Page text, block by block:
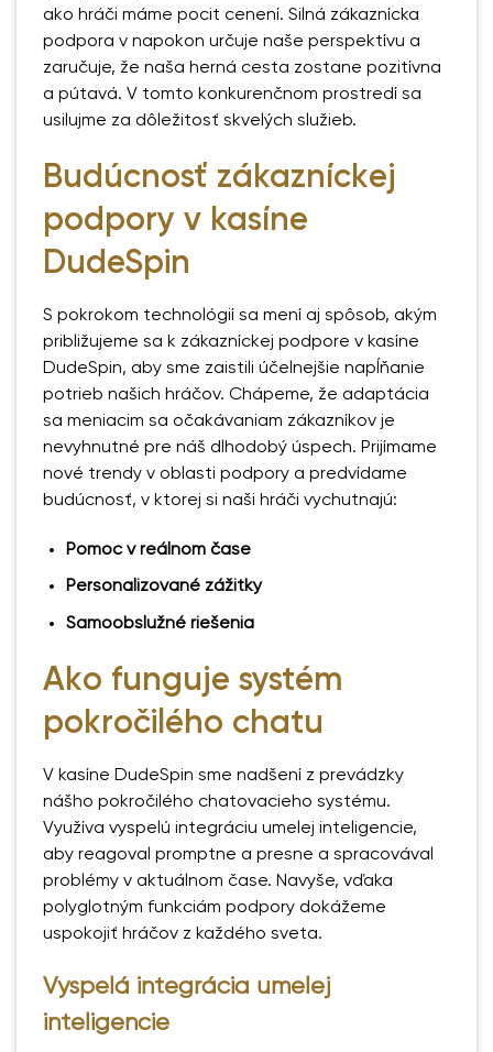
ako hráči máme pocit cenení. Silná zákaznícka
podpora v napokon určuje naše perspektívu a
zaručuje, že naša herná cesta zostane pozitívna
a pútavá. V tomto konkurenčnom prostredí sa
usilujme za dôležitosť skvelých služieb.
Budúcnosť zákazníckej
podpory v kasíne
DudeSpin
S pokrokom technológií sa mení aj spôsob, akým
približujeme sa k zákazníckej podpore v kasíne
DudeSpin, aby sme zaistili účelnejšie napĺňanie
potrieb našich hráčov. Chápeme, že adaptácia
sa meniacim sa očakávaniam zákazníkov je
nevyhnutné pre náš dlhodobý úspech. Prijímame
nové trendy v oblasti podpory a predvídame
budúcnosť, v ktorej si naši hráči vychutnajú:
Pomoc v reálnom čase
Personalizované zážitky
Samoobslužné riešenia
Ako funguje systém
pokročilého chatu
V kasíne DudeSpin sme nadšení z prevádzky
nášho pokročilého chatovacieho systému.
Využíva vyspelú integráciu umelej inteligencie,
aby reagoval promptne a presne a spracovával
problémy v aktuálnom čase. Navyše, vďaka
polyglotným funkciám podpory dokážeme
uspokojiť hráčov z každého sveta.
Vyspelá integrácia umelej
inteligencie